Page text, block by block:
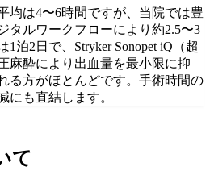
均は4〜6時間ですが、当院では豊
タルワークフローにより約2.5〜3
泊2日で、Stryker Sonopet iQ（超
麻酔により出血量を最小限に抑
る方がほとんどです。手術時間の
にも直結します。
て